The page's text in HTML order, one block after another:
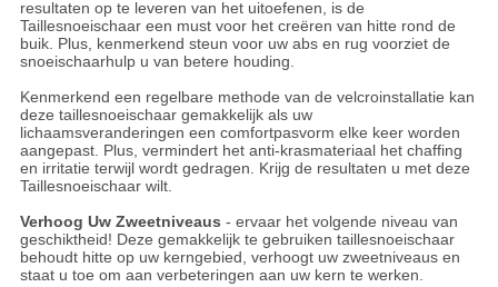
resultaten op te leveren van het uitoefenen, is de
Taillesnoeischaar een must voor het creëren van hitte rond de
buik. Plus, kenmerkend steun voor uw abs en rug voorziet de
snoeischaarhulp u van betere houding.
Kenmerkend een regelbare methode van de velcroinstallatie kan
deze taillesnoeischaar gemakkelijk als uw
lichaamsveranderingen een comfortpasvorm elke keer worden
aangepast. Plus, vermindert het anti-krasmateriaal het chaffing
en irritatie terwijl wordt gedragen. Krijg de resultaten u met deze
Taillesnoeischaar wilt.
Verhoog Uw Zweetniveaus - ervaar het volgende niveau van
geschiktheid! Deze gemakkelijk te gebruiken taillesnoeischaar
behoudt hitte op uw kerngebied, verhoogt uw zweetniveaus en
staat u toe om aan verbeteringen aan uw kern te werken.